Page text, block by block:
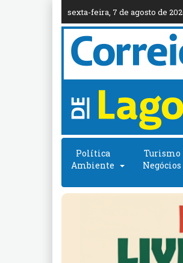
sexta-feira, 7 de agosto de
Política
Ambiente
Turismo
Negócios